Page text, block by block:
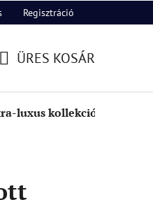
Regisztráció
ÜRES KOSÁR
luxus kollekció